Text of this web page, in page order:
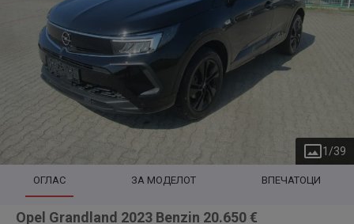
1 /39
ОГЛАС ЗА МОДЕЛОТ ВПЕЧАТОЦИ
Opel Grandland 2023 Benzin 20.650 €